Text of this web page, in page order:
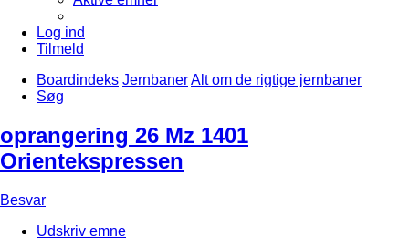
Log ind
Tilmeld
Boardindeks JernbanerAlt om de rigtige jernbaner
Søg
oprangering 26 Mz 1401
Orientekspressen
Besvar
Udskriv emne